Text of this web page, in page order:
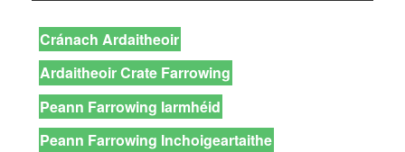
Cránach Ardaitheoir
Ardaitheoir Crate Farrowing
Peann Farrowing Iarmhéid
Peann Farrowing Inchoigeartaithe